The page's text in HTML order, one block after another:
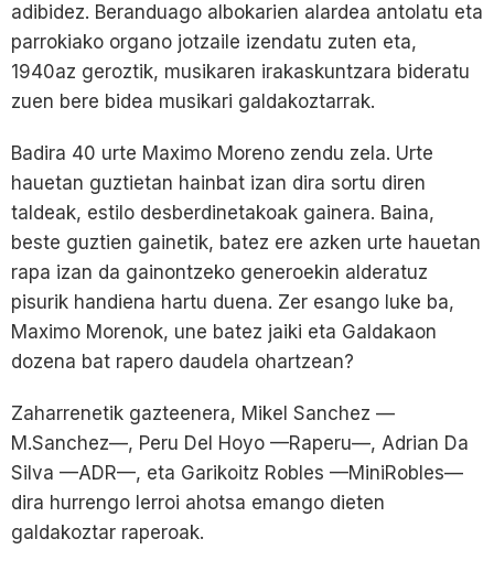
adibidez. Beranduago albokarien alardea antolatu eta
parrokiako organo jotzaile izendatu zuten eta,
1940az geroztik, musikaren irakaskuntzara bideratu
zuen bere bidea musikari galdakoztarrak.
Badira 40 urte Maximo Moreno zendu zela. Urte
hauetan guztietan hainbat izan dira sortu diren
taldeak, estilo desberdinetakoak gainera. Baina,
beste guztien gainetik, batez ere azken urte hauetan
rapa izan da gainontzeko generoekin alderatuz
pisurik handiena hartu duena. Zer esango luke ba,
Maximo Morenok, une batez jaiki eta Galdakaon
dozena bat rapero daudela ohartzean?
Zaharrenetik gazteenera, Mikel Sanchez —
M.Sanchez—, Peru Del Hoyo —Raperu—, Adrian Da
Silva —ADR—, eta Garikoitz Robles —MiniRobles—
dira hurrengo lerroi ahotsa emango dieten
galdakoztar raperoak.